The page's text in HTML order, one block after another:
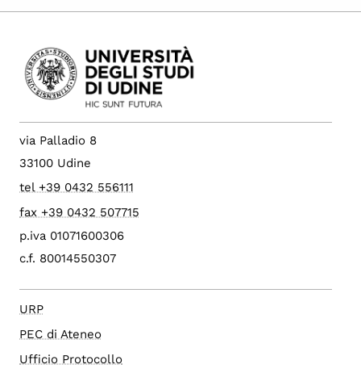
via Palladio 8
33100 Udine
tel +39 0432 556111
fax +39 0432 507715
p.iva 01071600306
c.f. 80014550307
URP
PEC di Ateneo
Ufficio Protocollo